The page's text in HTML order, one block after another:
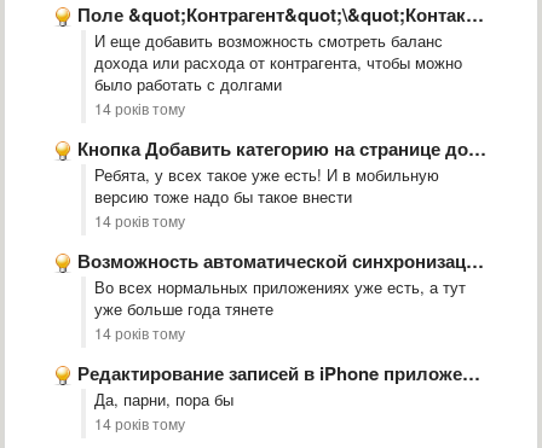
Поле &quot;Контрагент&quot;\&quot;Контакт&quot; как отдельный элемент
И еще добавить возможность смотреть баланс
дохода или расхода от контрагента, чтобы можно
было работать с долгами
14 років тому
Кнопка Добавить категорию на странице добавления транзакции
Ребята, у всех такое уже есть! И в мобильную
версию тоже надо бы такое внести
14 років тому
Возможность автоматической синхронизации.
Во всех нормальных приложениях уже есть, а тут
уже больше года тянете
14 років тому
Редактирование записей в iPhone приложении?
Да, парни, пора бы
14 років тому